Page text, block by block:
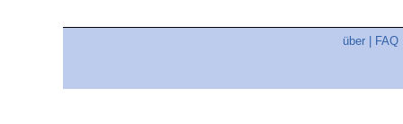
über FAQ